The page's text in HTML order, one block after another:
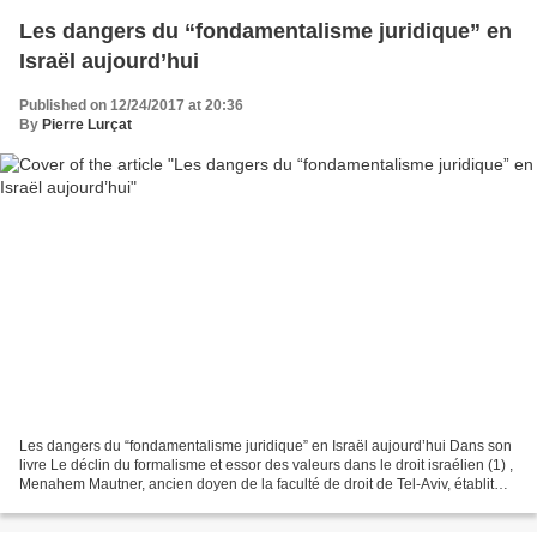
Les dangers du “fondamentalisme juridique” en
Israël aujourd’hui
Published on 12/24/2017 at 20:36
By Pierre Lurçat
Les dangers du “fondamentalisme juridique” en Israël aujourd’hui Dans son
livre Le déclin du formalisme et essor des valeurs dans le droit israélien (1) ,
Menahem Mautner, ancien doyen de la faculté de droit de Tel-Aviv, établit